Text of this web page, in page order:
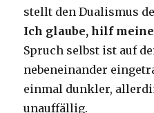
stellt den Dualismus
Ich glaube, hilf
Spruch selbst ist auf
nebeneinander
einmal dunkler,
unauffällig.